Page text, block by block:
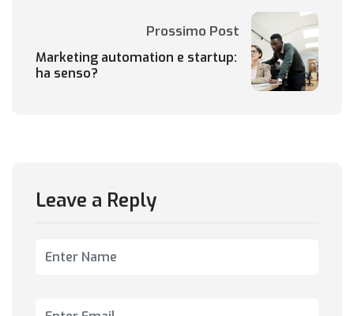
Prossimo Post
Marketing automation e startup:
ha senso?
Leave a Reply